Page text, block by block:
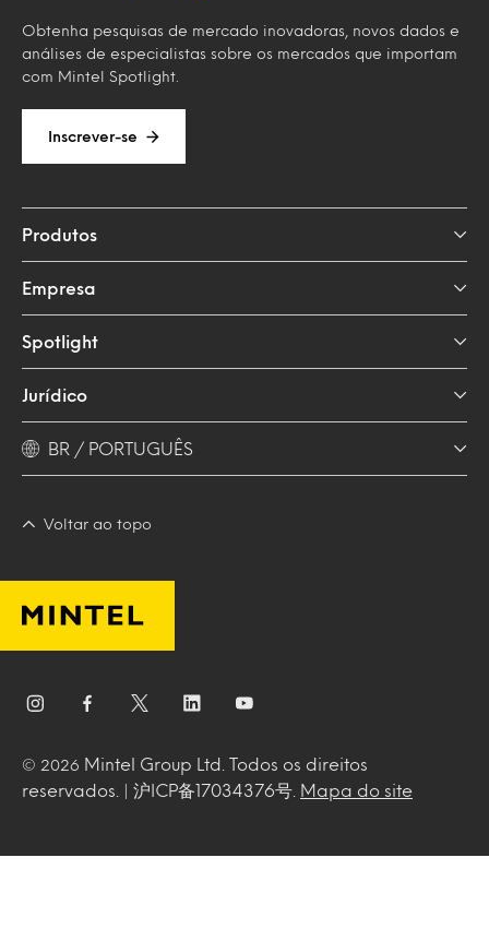
Obtenha pesquisas de mercado inovadoras, novos dados e
análises de especialistas sobre os mercados que importam
com Mintel Spotlight.
Inscrever-se
Produtos
Empresa
Spotlight
Jurídico
BR / PORTUGUÊS
Voltar ao topo
© 2026
Mintel Group Ltd. Todos os direitos
reservados. | 沪ICP备17034376号.
Mapa do site